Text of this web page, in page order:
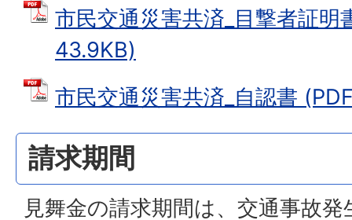
市民交通災害共済_目撃者証明
43.9KB)
市民交通災害共済_自認書
請求期間
見舞金の請求期間は、交通事故